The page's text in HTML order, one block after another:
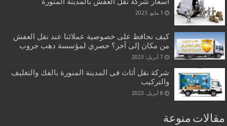
1 مايو، 2023
كيف نحافظ على خصوصية عملائنا عند نقل العفش
من مكان إلى آخر؟ حصري لمؤسسة دهب جروب
7 أبريل، 2023
شركة نقل أثاث فى المدينة المنورة بالفك والتغليف
والتركيب
8 أبريل، 2023
مقالات منوعة